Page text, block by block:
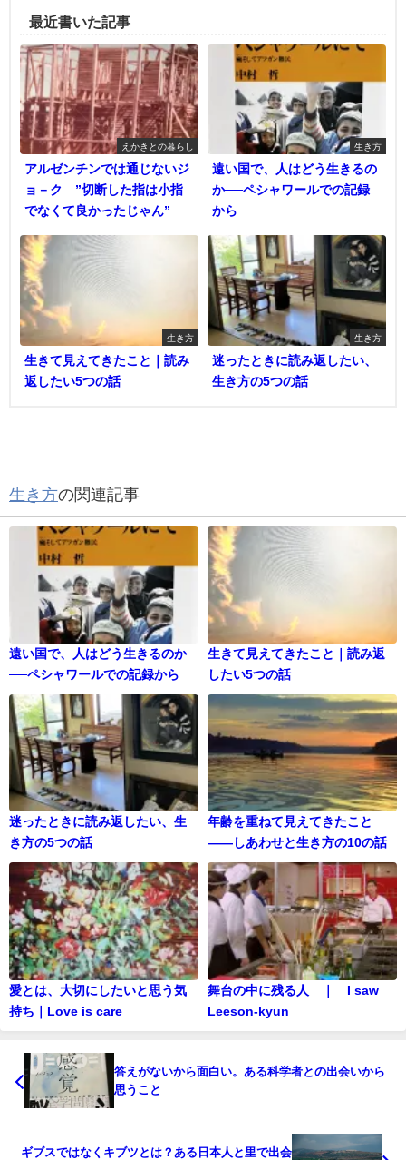
最近書いた記事
えかきとの暮らし
アルゼンチンでは通じないジ
ョ－ク ”切断した指は小指
でなくて良かったじゃん”
生き方
遠い国で、人はどう生きるの
か──ペシャワールでの記録
から
生き方
生きて見えてきたこと｜読み
返したい5つの話
生き方
迷ったときに読み返したい、
生き方の5つの話
生き方の関連記事
遠い国で、人はどう生きるのか
──ペシャワールでの記録から
生きて見えてきたこと｜読み返
したい5つの話
迷ったときに読み返したい、生
き方の5つの話
年齢を重ねて見えてきたこと
——しあわせと生き方の10の話
愛とは、大切にしたいと思う気
持ち｜Love is care
舞台の中に残る人 ｜ I saw
Leeson-kyun
答えがないから面白い。ある科学者との出会いから
思うこと
ギブスではなくキブツとは？ある日本人と里で出会